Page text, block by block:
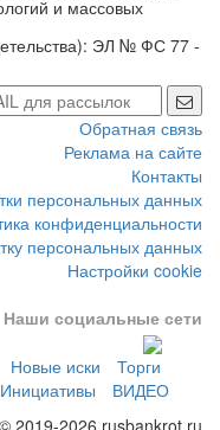
и массовых
ЭЛ № ФС 77 -
Обратная связь
Реклама на сайте
Контакты
персональных данных
конфиденциальности
персональных данных
Настройки cookie
Наши социальные сети
Новые иски
Торги
Инициативы
ВИДЕО
2019-2026 rusbankrot.ru